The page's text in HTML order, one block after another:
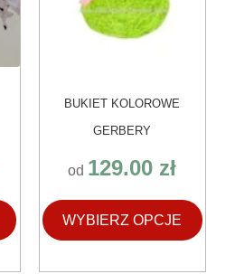
BUKIET KOLOROWE
GERBERY
od 129.00 zł
WYBIERZ OPCJE